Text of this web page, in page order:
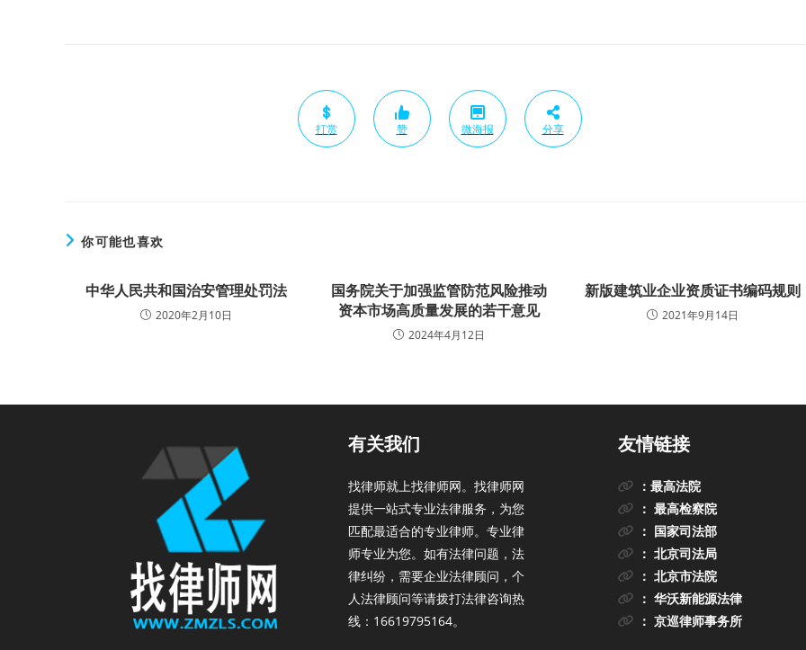
打赏 赞 微海报 分享
你可能也喜欢
中华人民共和国治安管理处罚法
2020年2月10日
国务院关于加强监管防范风险推动
资本市场高质量发展的若干意见
2024年4月12日
新版建筑业企业资质证书编码规则
2021年9月14日
有关我们
找律师就上找律师网。找律师网
提供一站式专业法律服务，为您
匹配最适合的专业律师。专业律
师专业为您。如有法律问题，法
律纠纷，需要企业法律顾问，个
人法律顾问等请拨打法律咨询热
线：16619795164。
友情链接
：最高法院
： 最高检察院
： 国家司法部
： 北京司法局
： 北京市法院
： 华沃新能源法律
： 京巡律师事务所